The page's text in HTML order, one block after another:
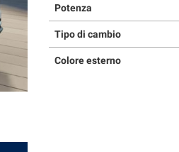
Potenza
Tipo di cambio
Colore esterno